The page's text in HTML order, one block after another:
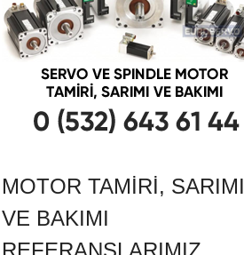
MOTOR TAMIRI, SARIMI
VE BAKIMI
REFERANSLARIMIZ